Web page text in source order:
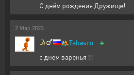
С днём рождения Дружище!
2 Мар 2023
🤼Tabasco +
с днем варенья !!!